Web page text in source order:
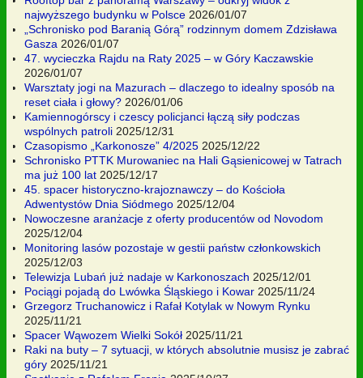
najwyższego budynku w Polsce 2026/01/07
„Schronisko pod Baranią Górą” rodzinnym domem Zdzisława
Gasza 2026/01/07
47. wycieczka Rajdu na Raty 2025 – w Góry Kaczawskie
2026/01/07
Warsztaty jogi na Mazurach – dlaczego to idealny sposób na
reset ciała i głowy? 2026/01/06
Kamiennogórscy i czescy policjanci łączą siły podczas
wspólnych patroli 2025/12/31
Czasopismo „Karkonosze” 4/2025 2025/12/22
Schronisko PTTK Murowaniec na Hali Gąsienicowej w Tatrach
ma już 100 lat 2025/12/17
45. spacer historyczno-krajoznawczy – do Kościoła
Adwentystów Dnia Siódmego 2025/12/04
Nowoczesne aranżacje z oferty producentów od Novodom
2025/12/04
Monitoring lasów pozostaje w gestii państw członkowskich
2025/12/03
Telewizja Lubań już nadaje w Karkonoszach 2025/12/01
Pociągi pojadą do Lwówka Śląskiego i Kowar 2025/11/24
Grzegorz Truchanowicz i Rafał Kotylak w Nowym Rynku
2025/11/21
Spacer Wąwozem Wielki Sokół 2025/11/21
Raki na buty – 7 sytuacji, w których absolutnie musisz je zabrać
góry 2025/11/21